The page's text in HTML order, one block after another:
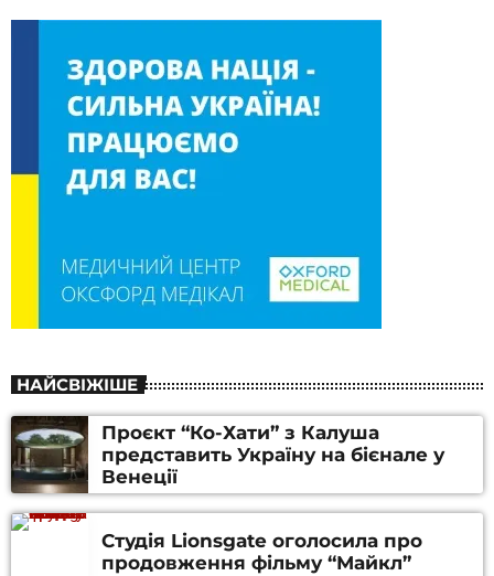
НАЙСВІЖІШЕ
Проєкт “Ко-Хати” з Калуша
представить Україну на бієнале у
Венеції
Студія Lionsgate оголосила про
продовження фільму “Майкл”